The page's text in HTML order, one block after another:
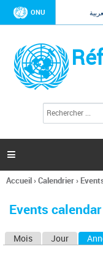
ONU
l
c
h
e

Vous
ici
Accueil›Calendrier›
Events calendar
Mois Jour